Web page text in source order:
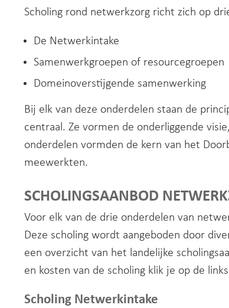
Scholing rond netwerkzorg richt zich op
De Netwerkintake
Samenwerkgroepen of resourcegroepen
Domeinoverstijgende samenwerking
Bij elk van deze onderdelen staan de
centraal. Ze vormen de onderliggende
onderdelen vormden de kern van het
meewerkten.
SCHOLINGSAANBOD
Voor elk van de drie onderdelen van
Deze scholing wordt aangeboden door
een overzicht van het landelijke
en kosten van de scholing klik je op de
Scholing Netwerkintake